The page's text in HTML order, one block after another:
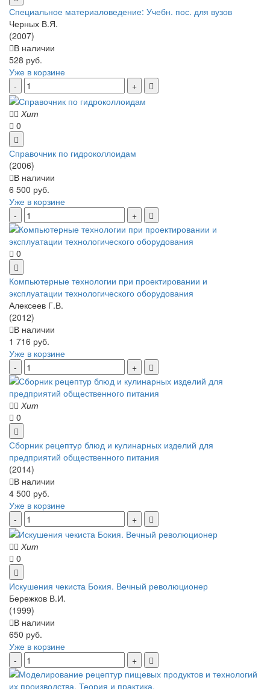
Специальное материаловедение: Учебн. пос. для вузов
Черных В.Я.
(2007)
В наличии
528 руб.
Уже в корзине
Хит
0
Справочник по гидроколлоидам
(2006)
В наличии
6 500 руб.
Уже в корзине
0
Компьютерные технологии при проектировании и
эксплуатации технологического оборудования
Алексеев Г.В.
(2012)
В наличии
1 716 руб.
Уже в корзине
Хит
0
Сборник рецептур блюд и кулинарных изделий для
предприятий общественного питания
(2014)
В наличии
4 500 руб.
Уже в корзине
Хит
0
Искушения чекиста Бокия. Вечный революционер
Бережков В.И.
(1999)
В наличии
650 руб.
Уже в корзине